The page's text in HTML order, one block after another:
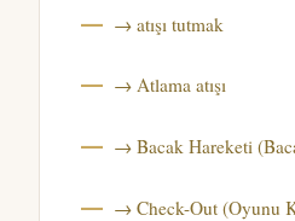
→ atışı tutmak
→ Atlama atışı
→ Bacak Hareketi
→ Check-Out (Oyunu